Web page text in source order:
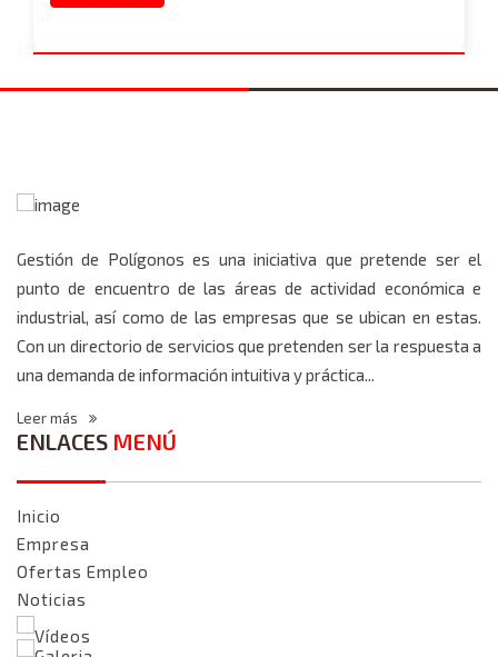
Gestión de Polígonos es una iniciativa que pretende ser el
punto de encuentro de las áreas de actividad económica e
industrial, así como de las empresas que se ubican en estas.
Con un directorio de servicios que pretenden ser la respuesta a
una demanda de información intuitiva y práctica...
Leer más
ENLACES MENÚ
Inicio
Empresa
Ofertas Empleo
Noticias
Vídeos